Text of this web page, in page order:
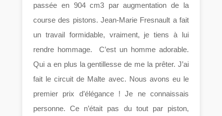
passée en 904 cm3 par augmentation de la
course des pistons. Jean-Marie Fresnault a fait
un travail formidable, vraiment, je tiens à lui
rendre hommage. C’est un homme adorable.
Qui a en plus la gentillesse de me la prêter. J’ai
fait le circuit de Malte avec. Nous avons eu le
premier prix d’élégance ! Je ne connaissais
personne. Ce n’était pas du tout par piston,